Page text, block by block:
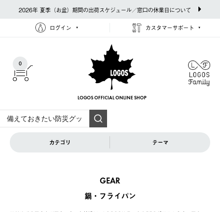
2026年 夏季（お盆）期間の出荷スケジュール／窓口の休業日について
ログイン カスタマーサポート
0
LOGOS OFFICIAL ONLINE SHOP
カテゴリ テーマ
GEAR
鍋・フライパン